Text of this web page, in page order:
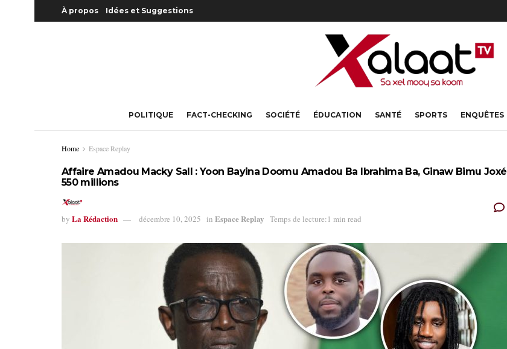
À propos Idées et Suggestions
POLITIQUE FACT-CHECKING SOCIÉTÉ ÉDUCATION SANTÉ SPORTS ENQUÊTES
Home Espace Replay
Affaire Amadou Macky Sall : Yoon Bayina Doomu Amadou Ba Ibrahima Ba, Ginaw Bimu Joxé
550 millions
by La Rédaction décembre 10, 2025 in Espace Replay Temps de lecture:1 min read